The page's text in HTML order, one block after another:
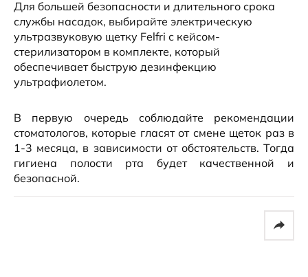
Для большей безопасности и длительного срока
службы насадок, выбирайте электрическую
ультразвуковую щетку Felfri с кейсом-
стерилизатором в комплекте, который
обеспечивает быструю дезинфекцию
ультрафиолетом.
В первую очередь соблюдайте рекомендации
стоматологов, которые гласят от смене щеток раз в
1-3 месяца, в зависимости от обстоятельств. Тогда
гигиена полости рта будет качественной и
безопасной.